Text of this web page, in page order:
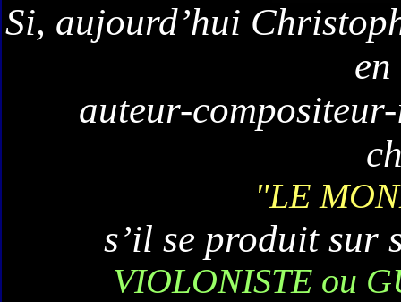
Si, aujourd’hui
auteur-
"LE
s’il se produit sur
VIOLONISTE ou